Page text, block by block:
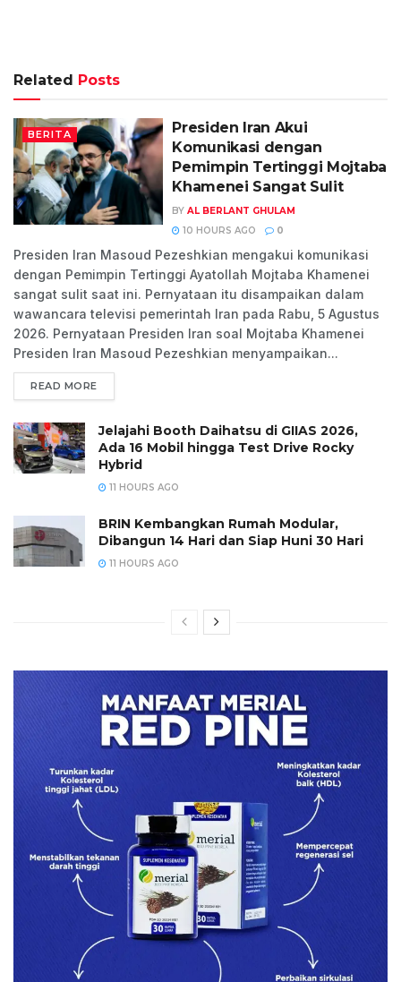
Related Posts
BERITA
Presiden Iran Akui
Komunikasi dengan
Pemimpin Tertinggi Mojtaba
Khamenei Sangat Sulit
BY AL BERLANT GHULAM
10 HOURS AGO
0
Presiden Iran Masoud Pezeshkian mengakui komunikasi
dengan Pemimpin Tertinggi Ayatollah Mojtaba Khamenei
sangat sulit saat ini. Pernyataan itu disampaikan dalam
wawancara televisi pemerintah Iran pada Rabu, 5 Agustus
2026. Pernyataan Presiden Iran soal Mojtaba Khamenei
Presiden Iran Masoud Pezeshkian menyampaikan...
READ MORE
Jelajahi Booth Daihatsu di GIIAS 2026,
Ada 16 Mobil hingga Test Drive Rocky
Hybrid
11 HOURS AGO
BRIN Kembangkan Rumah Modular,
Dibangun 14 Hari dan Siap Huni 30 Hari
11 HOURS AGO